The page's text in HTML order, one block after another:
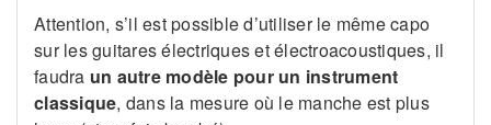
Attention, s’il est possible d’utiliser le même capo
sur les guitares électriques et électroacoustiques, il
faudra un autre modèle pour un instrument
classique, dans la mesure où le manche est plus